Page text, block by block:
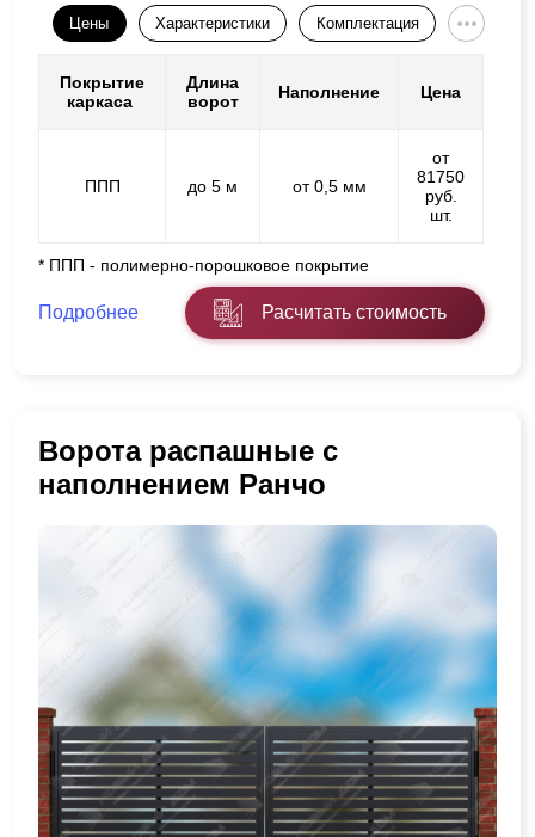
Цены Характеристики Комплектация
Покрытие
каркаса
Длина
ворот
Наполнение Цена
ППП до 5 м от 0,5 мм
от
81750
руб.
шт.
* ППП - полимерно-порошковое покрытие
Подробнее Расчитать стоимость
Ворота распашные с
наполнением Ранчо